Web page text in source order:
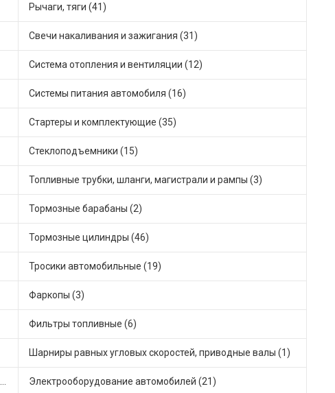
Рычаги, тяги (41)
Свечи накаливания и зажигания (31)
Система отопления и вентиляции (12)
Системы питания автомобиля (16)
Стартеры и комплектующие (35)
Стеклоподъемники (15)
Топливные трубки, шланги, магистрали и рампы (3)
Тормозные барабаны (2)
Тормозные цилиндры (46)
Тросики автомобильные (19)
Фаркопы (3)
Фильтры топливные (6)
Шарниры равных угловых скоростей, приводные валы (1)
Электрооборудование автомобилей (21)